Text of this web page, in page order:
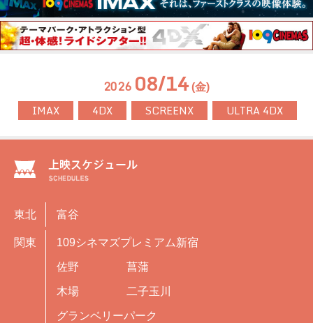
2026 08/14 (金)
IMAX 4DX SCREENX ULTRA 4DX
東北 富谷
関東 109シネマズプレミアム新宿
佐野 菖蒲
木場 二子玉川
グランベリーパーク